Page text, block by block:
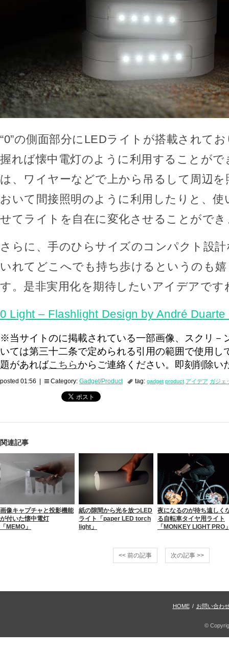
“0”の側面部分にLEDライトが搭載されて
握れば懐中電灯のように利用することが
は、ワイヤーなどで上から吊るして周辺
おいて間接照明のように利用したりと、使
せてライトを自在に変化させることができ
さらに、手のひらサイズのコンパクト設
いれてどこへでも持ち歩けるというのも
す。是非実用化を期待したいアイデアです
0 Light – Flashlight Design by André Duarte
※当サイトのに掲載されている一部画像、スクリ－
いては第三十二条で定められる引用の範囲で使用し
題があればこちらからご連絡ください。即刻削除い
posted 01:56 | Category: Gadget/Product tag: gadget product アイデア ガジェ
関連記事
画像キャプチャと投影機能
が付いた懐中電灯
「MEMO」
紙の隙間から光を放つLED
ライト「paper LED torch
light」
夜になるのが待ち遠しく
る自転車タイヤ用ライト
「MONKEY LIGHT PRO
<< 前の記事 次の記事 >>
HOME / お問い合わ
©